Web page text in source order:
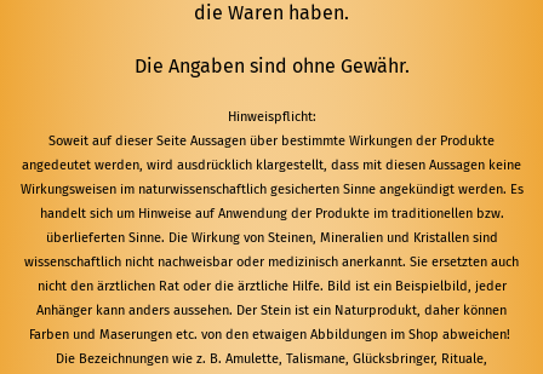
die Waren haben.
Die Angaben sind ohne Gewähr.
Hinweispflicht:
Soweit auf dieser Seite Aussagen über bestimmte Wirkungen der Produkte
angedeutet werden, wird ausdrücklich klargestellt, dass mit diesen Aussagen keine
Wirkungsweisen im naturwissenschaftlich gesicherten Sinne angekündigt werden. Es
handelt sich um Hinweise auf Anwendung der Produkte im traditionellen bzw.
überlieferten Sinne. Die Wirkung von Steinen, Mineralien und Kristallen sind
wissenschaftlich nicht nachweisbar oder medizinisch anerkannt. Sie ersetzten auch
nicht den ärztlichen Rat oder die ärztliche Hilfe. Bild ist ein Beispielbild, jeder
Anhänger kann anders aussehen. Der Stein ist ein Naturprodukt, daher können
Farben und Maserungen etc. von den etwaigen Abbildungen im Shop abweichen!
Die Bezeichnungen wie z. B. Amulette, Talismane, Glücksbringer, Rituale,